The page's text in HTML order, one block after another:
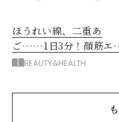
ほうれい線、二重あ
ご……1日3分！顔筋エ
ササイズ【準備編】
BEAUTY&HEALTH